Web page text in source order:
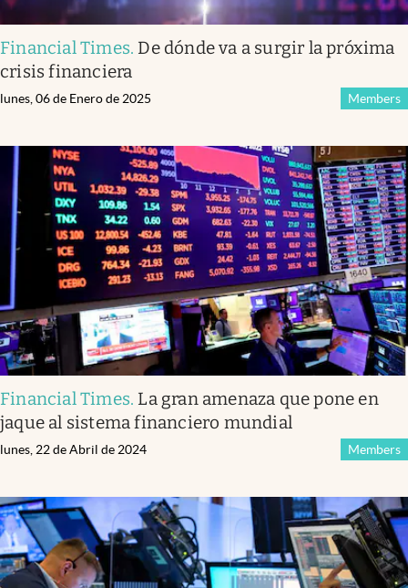
Financial Times. De dónde va a surgir la próxima
crisis financiera
Members
lunes, 06 de Enero de 2025
Financial Times. La gran amenaza que pone en
jaque al sistema financiero mundial
Members
lunes, 22 de Abril de 2024